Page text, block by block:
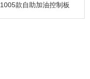
1005款自助加油控制板